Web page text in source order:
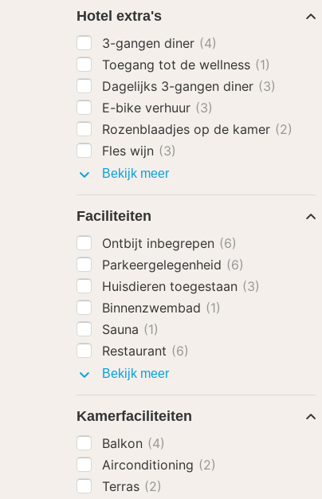
Hotel extra's
3-gangen diner (4)
Toegang tot de wellness (1)
Dagelijks 3-gangen diner (3)
E-bike verhuur (3)
Rozenblaadjes op de kamer (2)
Fles wijn (3)
Bekijk meerHotel
Faciliteiten
Ontbijt inbegrepen (6)
Parkeergelegenheid (6)
Huisdieren toegestaan (3)
Binnenzwembad (1)
Sauna (1)
Restaurant (6)
Bekijk meerFaciliteiten
Kamerfaciliteiten
Balkon (4)
Airconditioning (2)
Terras (2)